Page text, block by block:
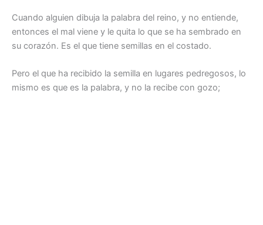
Cuando alguien dibuja la palabra del reino, y no entiende,
entonces el mal viene y le quita lo que se ha sembrado en
su corazón. Es el que tiene semillas en el costado.
Pero el que ha recibido la semilla en lugares pedregosos, lo
mismo es que es la palabra, y no la recibe con gozo;